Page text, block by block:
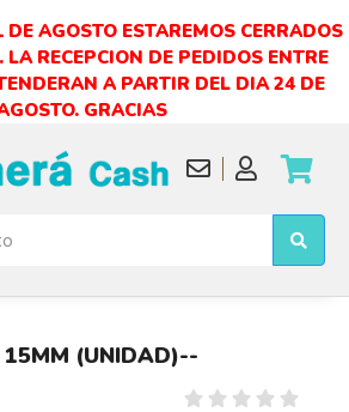
AGOSTO ESTAREMOS CERRADOS
LA RECEPCION DE PEDIDOS ENTRE
A PARTIR DEL DIA 24 DE
GRACIAS
15MM (UNIDAD)--